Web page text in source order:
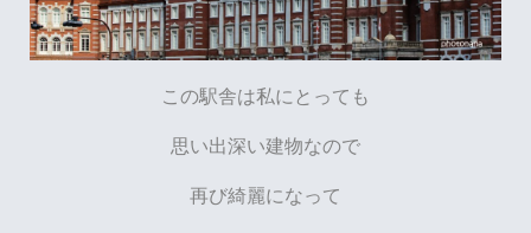
この駅舎は私にとっても
思い出深い建物なので
再び綺麗になって